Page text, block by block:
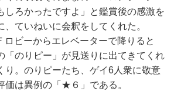
しろかったですよ」と鑑賞後の感激を
ていねいに会釈をしてくれた。
ビーからエレベーターで降りると
「のりピー」が見送りに出てきてくれ
り。のりピーたち、ゲイ6人衆に敬意
価は異例の「★６」である。